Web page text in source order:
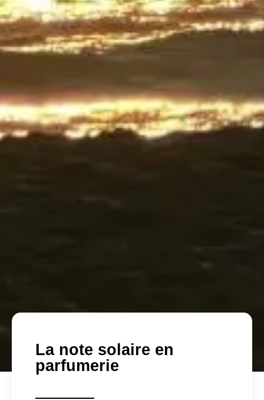
La note solaire en
parfumerie